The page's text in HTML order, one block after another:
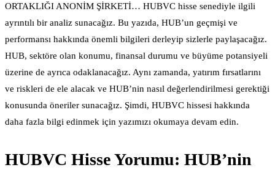
ORTAKLIĞI ANONİM ŞİRKETİ… HUBVC hisse senediyle ilgili
ayrıntılı bir analiz sunacağız. Bu yazıda, HUB’un geçmişi ve
performansı hakkında önemli bilgileri derleyip sizlerle paylaşacağız.
HUB, sektöre olan konumu, finansal durumu ve büyüme potansiyeli
üzerine de ayrıca odaklanacağız. Aynı zamanda, yatırım fırsatlarını
ve riskleri de ele alacak ve HUB’nin nasıl değerlendirilmesi gerektiği
konusunda öneriler sunacağız. Şimdi, HUBVC hissesi hakkında
daha fazla bilgi edinmek için yazımızı okumaya devam edin.
HUBVC Hisse Yorumu: HUB’nin